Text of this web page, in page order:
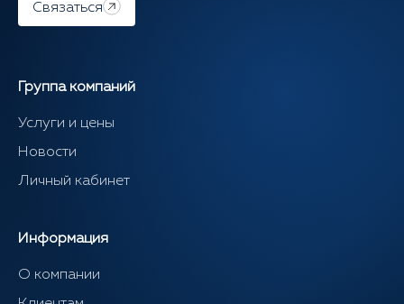
Связаться
Группа компаний
Услуги и цены
Новости
Личный кабинет
Информация
О компании